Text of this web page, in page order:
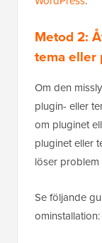
Metod 2:
tema eller
Om den
plugin- eller
om pluginet
pluginet eller
löser
Se följande
ominstallation: